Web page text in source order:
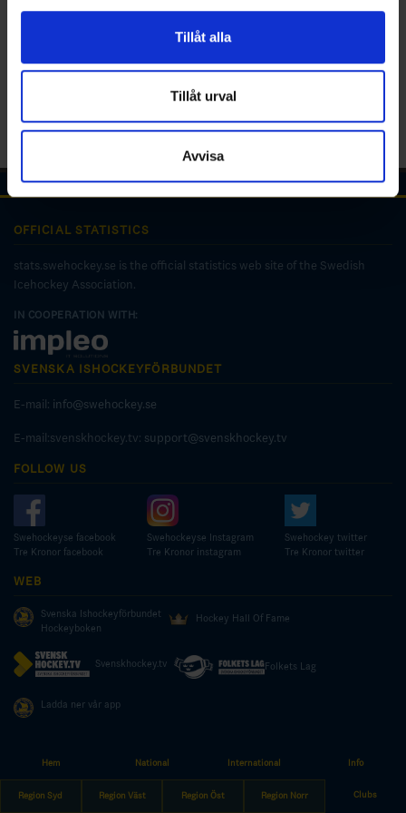
för sociala medier och analysera vår trafik. Vi
vidarebefordrar även sådana identifierare och annan
annons- och analysföretag som vi samarbetar med.
Dessa kan i sin tur kombinera informationen med annan
information som du har tillhandahållit eller som de har
samlat in när du har använt deras tjänster.
Tillåt alla
Tillåt urval
Avvisa
Hem National International Info
Region Syd Region Väst Region Öst Region Norr Clubs
OFFICIAL STATISTICS
stats.swehockey.se is the official statistics web site of the Swedish
Icehockey Association.
IN COOPERATION WITH:
SVENSKA ISHOCKEYFÖRBUNDET
E-mail: info@swehockey.se
E-mail:svenskhockey.tv: support@svenskhockey.tv
FOLLOW US
Swehockeyse facebook
Tre Kronor facebook
Swehockeyse Instagram
Tre Kronor instagram
Swehockey twitter
Tre Kronor twitter
WEB
Svenska Ishockeyförbundet
Hockeyboken
Hockey Hall Of Fame
Svenskhockey.tv Folkets Lag
Ladda ner vår app